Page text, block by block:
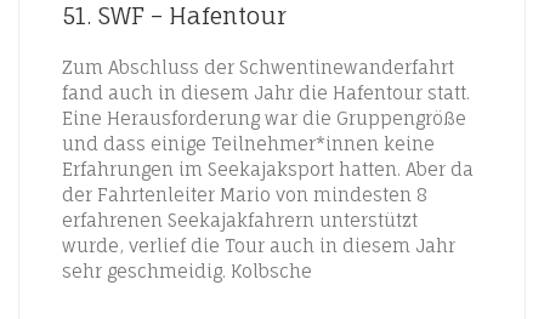
51. SWF – Hafentour
Zum Abschluss der Schwentinewanderfahrt
fand auch in diesem Jahr die Hafentour statt.
Eine Herausforderung war die Gruppengröße
und dass einige Teilnehmer*innen keine
Erfahrungen im Seekajaksport hatten. Aber da
der Fahrtenleiter Mario von mindesten 8
erfahrenen Seekajakfahrern unterstützt
wurde, verlief die Tour auch in diesem Jahr
sehr geschmeidig. Kolbsche